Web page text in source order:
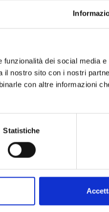
dei social media
nostro sito con i nostri
con altre informazioni
Statistiche